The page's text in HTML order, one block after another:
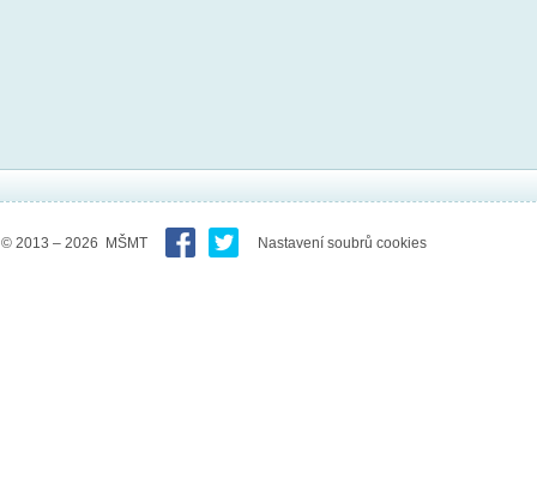
© 2013 – 2026 MŠMT Nastavení soubrů cookies